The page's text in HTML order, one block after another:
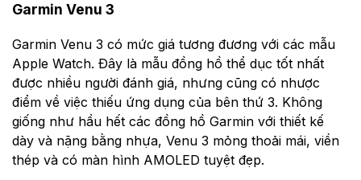
Garmin Venu 3
Garmin Venu 3 có mức giá tương đương với các mẫu
Apple Watch. Đây là mẫu đồng hồ thể dục tốt nhất
được nhiều người đánh giá, nhưng cũng có nhược
điểm về việc thiếu ứng dụng của bên thứ 3. Không
giống như hầu hết các đồng hồ Garmin với thiết kế
dày và nặng bằng nhựa, Venu 3 mỏng thoải mái, viền
thép và có màn hình AMOLED tuyệt đẹp.